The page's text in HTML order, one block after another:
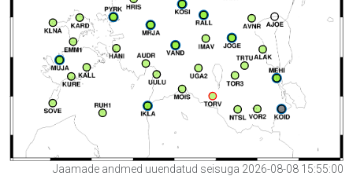
Jaamade andmed uuendatud seisuga 2026-08-08 15:55:00